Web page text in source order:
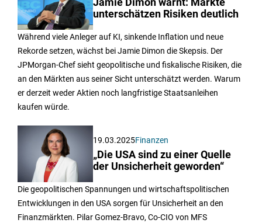
Jamie Dimon warnt: Märkte
unterschätzen Risiken deutlich
Während viele Anleger auf KI, sinkende Inflation und neue
Rekorde setzen, wächst bei Jamie Dimon die Skepsis. Der
JPMorgan-Chef sieht geopolitische und fiskalische Risiken, die
an den Märkten aus seiner Sicht unterschätzt werden. Warum
er derzeit weder Aktien noch langfristige Staatsanleihen
kaufen würde.
19.03.2025Finanzen
„Die USA sind zu einer Quelle
der Unsicherheit geworden“
Die geopolitischen Spannungen und wirtschaftspolitischen
Entwicklungen in den USA sorgen für Unsicherheit an den
Finanzmärkten. Pilar Gomez-Bravo, Co-CIO von MFS